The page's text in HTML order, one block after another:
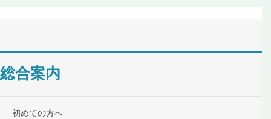
総合案内
初めての方へ